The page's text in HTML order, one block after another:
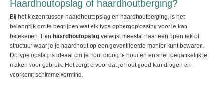
Haardhoutopslag of haardhoutberging?
Bij het kiezen tussen haardhoutopslag en haardhoutberging, is het
belangrijk om te begrijpen wat elk type opbergoplossing voor je kan
betekenen. Een haardhoutopslag verwijst meestal naar een open rek of
structuur waar je je haardhout op een geventileerde manier kunt bewaren.
Dit type opslag is ideaal om je hout droog te houden en snel toegankelijk te
maken voor gebruik. Het zorgt ervoor dat je hout goed kan drogen en
voorkomt schimmelvorming.